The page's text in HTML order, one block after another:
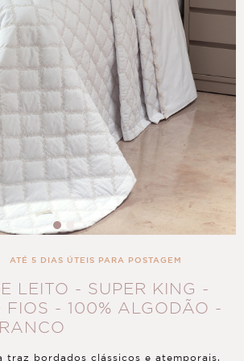
ATÉ 5 DIAS ÚTEIS PARA POSTAGEM
LEITO - SUPER KING -
FIOS - 100% ALGODÃO -
traz bordados clássicos e atemporais,